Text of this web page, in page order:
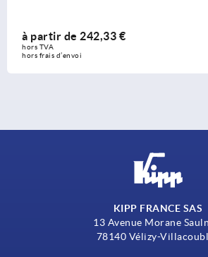
de242,33 €
d’envoi
KIPP FRANCE SAS
13 Avenue Morane
78140 Vélizy-